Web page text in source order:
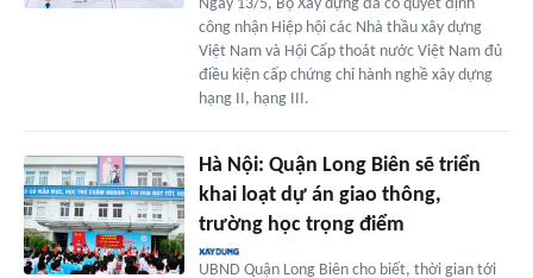
Ngày 13/5, Bộ Xây dựng đã có quyết định
công nhận Hiệp hội các Nhà thầu xây dựng
Việt Nam và Hội Cấp thoát nước Việt Nam đủ
điều kiện cấp chứng chỉ hành nghề xây dựng
hạng II, hạng III.
Hà Nội: Quận Long Biên sẽ triển
khai loạt dự án giao thông,
trường học trọng điểm
UBND Quận Long Biên cho biết, thời gian tới